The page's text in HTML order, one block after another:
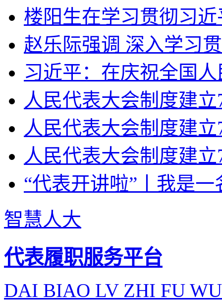
楼阳生在学习贯彻习
赵乐际强调 深入学习
习近平：在庆祝全国
人民代表大会制度建
人民代表大会制度建
人民代表大会制度建
“代表开讲啦”丨我是
智慧人大
代表履职服务平台
DAI BIAO LV ZHI FU